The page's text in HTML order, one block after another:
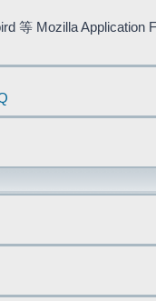
等 Mozilla